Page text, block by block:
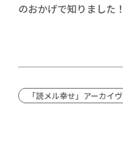
のおかげで知りました！
「読メル幸せ」アーカイヴ